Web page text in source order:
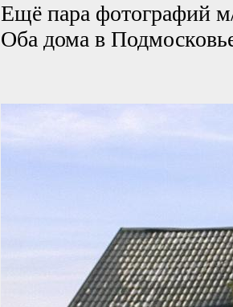
Ещё пара фотографий
Оба дома в